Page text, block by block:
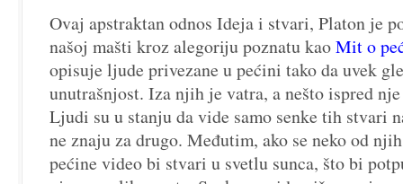
Ovaj apstraktan odnos Ideja i stvari, Platon je
našoj mašti kroz alegoriju poznatu kaoMit o
opisuje ljude privezane u pećini tako da uvek
unutrašnjost. Iza njih je vatra, a nešto ispred
Ljudi su u stanju da vide samo senke tih stvari
ne znaju za drugo. Međutim, ako se neko od
pećine video bi stvari u svetlu sunca, što bi